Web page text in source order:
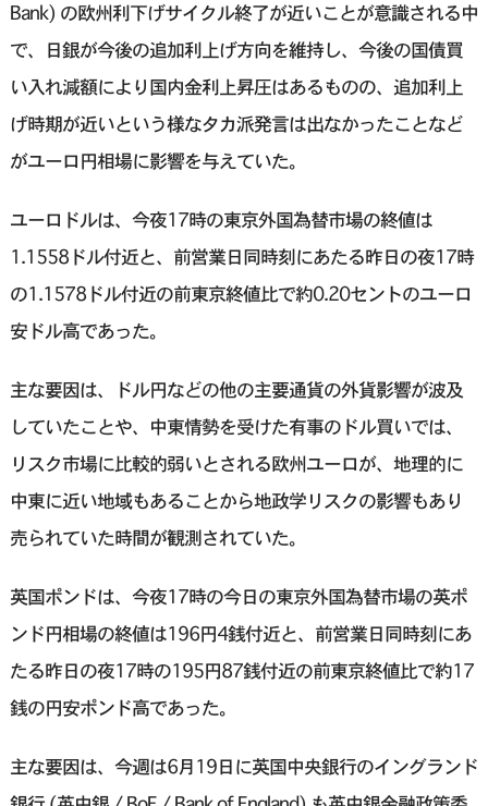
Bank) の欧州利下げサイクル終了が近いことが意識される中
で、日銀が今後の追加利上げ方向を維持し、今後の国債買
い入れ減額により国内金利上昇圧はあるものの、追加利上
げ時期が近いという様なタカ派発言は出なかったことなど
がユーロ円相場に影響を与えていた。
ユーロドルは、今夜17時の東京外国為替市場の終値は
1.1558ドル付近と、前営業日同時刻にあたる昨日の夜17時
の1.1578ドル付近の前東京終値比で約0.20セントのユーロ
安ドル高であった。
主な要因は、ドル円などの他の主要通貨の外貨影響が波及
していたことや、中東情勢を受けた有事のドル買いでは、
リスク市場に比較的弱いとされる欧州ユーロが、地理的に
中東に近い地域もあることから地政学リスクの影響もあり
売られていた時間が観測されていた。
英国ポンドは、今夜17時の今日の東京外国為替市場の英ポ
ンド円相場の終値は196円4銭付近と、前営業日同時刻にあ
たる昨日の夜17時の195円87銭付近の前東京終値比で約17
銭の円安ポンド高であった。
主な要因は、今週は6月19日に英国中央銀行のイングランド